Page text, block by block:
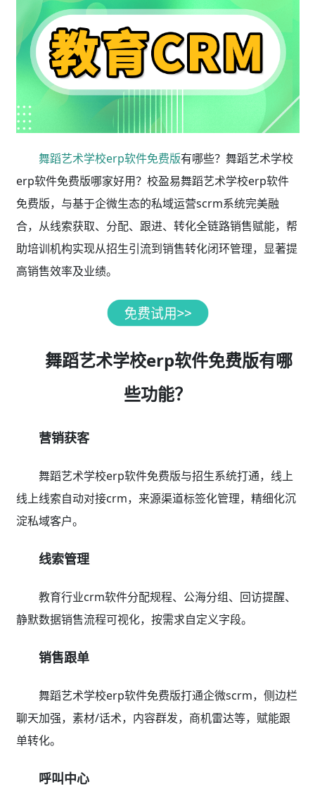
舞蹈艺术学校erp软件免费版有哪些？舞蹈艺术学校
erp软件免费版哪家好用？校盈易舞蹈艺术学校erp软件
免费版，与基于企微生态的私域运营scrm系统完美融
合，从线索获取、分配、跟进、转化全链路销售赋能，帮
助培训机构实现从招生引流到销售转化闭环管理，显著提
高销售效率及业绩。
舞蹈艺术学校erp软件免费版有哪
些功能？
营销获客
舞蹈艺术学校erp软件免费版与招生系统打通，线上
线上线索自动对接crm，来源渠道标签化管理，精细化沉
淀私域客户。
线索管理
教育行业crm软件分配规程、公海分组、回访提醒、
静默数据销售流程可视化，按需求自定义字段。
销售跟单
舞蹈艺术学校erp软件免费版打通企微scrm，侧边栏
聊天加强，素材/话术，内容群发，商机雷达等，赋能跟
单转化。
呼叫中心